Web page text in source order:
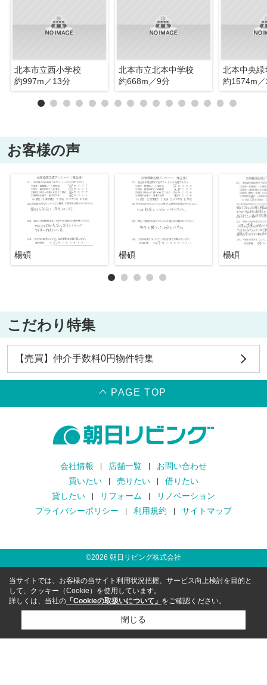
北本市立西小学校
約997m／13分
北本市立北本中学校
約668m／9分
北本中央緑
約1574m
お客様の声
楊碩 楊碩 楊碩
こだわり特集
【売買】仲介手数料0円物件特集
PAGE TOP
会社情報 店舗一覧
お問い合わせ
買いたい
売りたい
借りたい
貸したい
リフォーム
リノベーション
プライバシーポリシー
利用規約 サイトマップ
©2026 朝日リビング株式会社
当サイトでは、お客様の当サイト利用状況把握、サービス向上検討を目的と
して、クッキー（Cookie）を使用しています。
詳しくは、当社の 「Cookieの取扱いについて」 をご確認ください。
閉じる